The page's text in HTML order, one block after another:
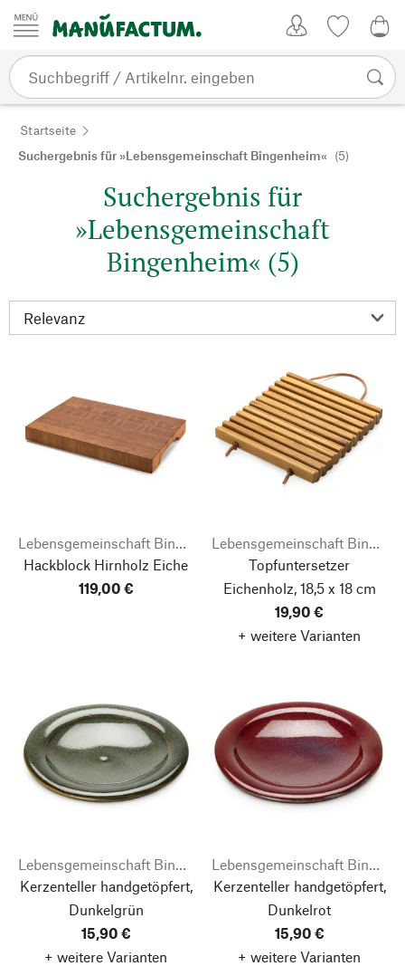
Zum Inhalt springen
Startseite
Suchergebnis für »Lebensgemeinschaft Bingenheim« (5)
Suchergebnis für
»Lebensgemeinschaft
Bingenheim« (5)
Lebensgemeinschaft Bingenheim
Hackblock Hirnholz Eiche
119,00 €
Lebensgemeinschaft Bingenheim
Topfuntersetzer
Eichenholz, 18,5 x 18 cm
19,90 €
+ weitere Varianten
Lebensgemeinschaft Bingenheim
Kerzenteller handgetöpfert,
Dunkelgrün
15,90 €
+ weitere Varianten
Lebensgemeinschaft Bingenheim
Kerzenteller handgetöpfert,
Dunkelrot
15,90 €
+ weitere Varianten